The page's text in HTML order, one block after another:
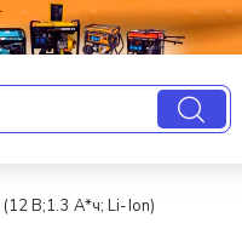
В;1.3 А*ч; Li-Ion)